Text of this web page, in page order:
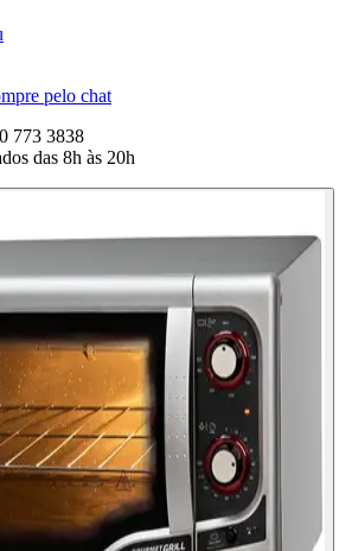
pelo chat
773 3838
das 8h às 20h